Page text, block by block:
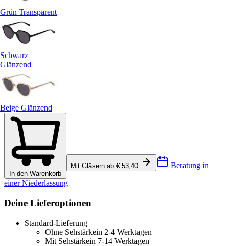
Grün Transparent
Schwarz
Glänzend
Beige Glänzend
In den Warenkorb
Mit Gläsern ab € 53,40 Beratung in
einer Niederlassung
Deine Lieferoptionen
Standard-Lieferung
Ohne Sehstärkein 2-4 Werktagen
Mit Sehstärkein 7-14 Werktagen